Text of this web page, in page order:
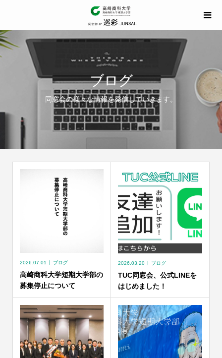
ブログ
同窓会の様々な情報を発信していきます。
2026.07.01 ブログ
高崎商科大学短期大学部の
募集停止について
2026.03.20 ブログ
TUC同窓会、公式LINEを
はじめました！